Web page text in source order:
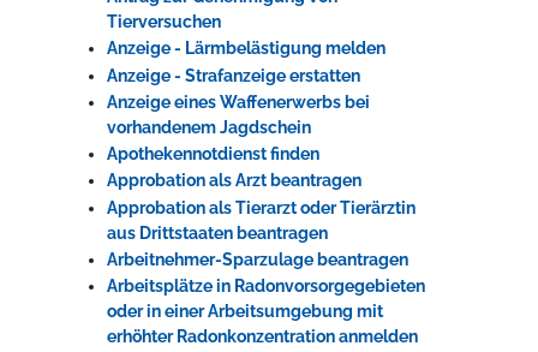
Tierversuchen
Anzeige - Lärmbelästigung melden
Anzeige - Strafanzeige erstatten
Anzeige eines Waffenerwerbs bei
vorhandenem Jagdschein
Apothekennotdienst finden
Approbation als Arzt beantragen
Approbation als Tierarzt oder Tierärztin
aus Drittstaaten beantragen
Arbeitnehmer-Sparzulage beantragen
Arbeitsplätze in Radonvorsorgegebieten
oder in einer Arbeitsumgebung mit
erhöhter Radonkonzentration anmelden